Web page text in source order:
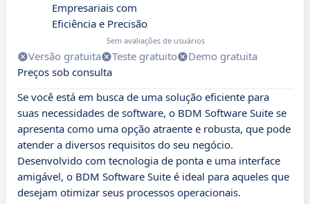
Empresariais com
Eficiência e Precisão
Sem avaliações de usuários
Versão gratuita Teste gratuito
Demo gratuita
Preços sob consulta
Se você está em busca de uma solução eficiente para
suas necessidades de software, o BDM Software Suite se
apresenta como uma opção atraente e robusta, que pode
atender a diversos requisitos do seu negócio.
Desenvolvido com tecnologia de ponta e uma interface
amigável, o BDM Software Suite é ideal para aqueles que
desejam otimizar seus processos operacionais.